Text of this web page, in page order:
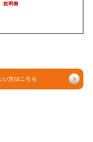
い方はこちら